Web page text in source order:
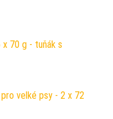
70 g - tuňák s
velké psy - 2 x 72